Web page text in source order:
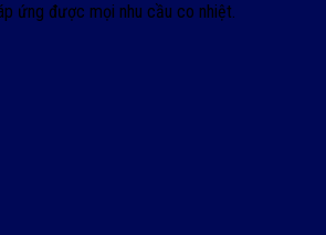
ứng được mọi nhu cầu co nhiệt.